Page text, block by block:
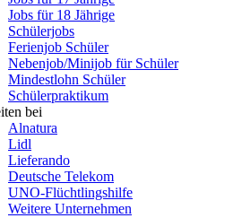
Jobs für 18 Jährige
Schülerjobs
Ferienjob Schüler
Nebenjob/Minijob für Schüler
Mindestlohn Schüler
Schülerpraktikum
bei
Alnatura
Lidl
Lieferando
Deutsche Telekom
UNO-Flüchtlingshilfe
Weitere Unternehmen